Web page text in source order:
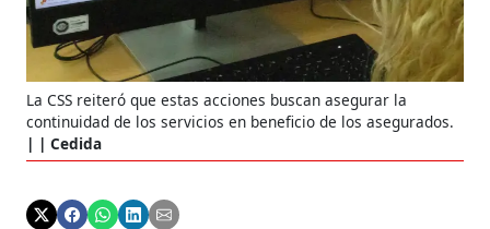
La CSS reiteró que estas acciones buscan asegurar la
continuidad de los servicios en beneficio de los asegurados.
| Cedida